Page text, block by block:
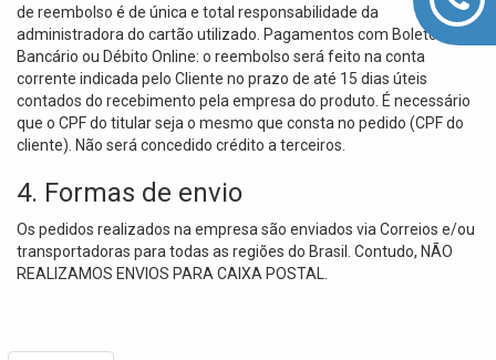
de reembolso é de única e total responsabilidade da
administradora do cartão utilizado. Pagamentos com Boleto
Bancário ou Débito Online: o reembolso será feito na conta
corrente indicada pelo Cliente no prazo de até 15 dias úteis
contados do recebimento pela empresa do produto. É necessário
que o CPF do titular seja o mesmo que consta no pedido (CPF do
cliente). Não será concedido crédito a terceiros.
4. Formas de envio
Os pedidos realizados na empresa são enviados via Correios e/ou
transportadoras para todas as regiões do Brasil. Contudo, NÃO
REALIZAMOS ENVIOS PARA CAIXA POSTAL.